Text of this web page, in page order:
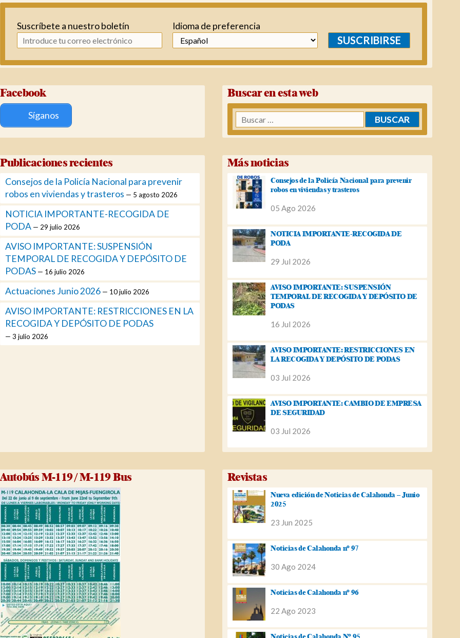
Suscríbete a nuestro boletín Idioma de preferencia
SUSCRIBIRSE
Facebook
Síganos
Buscar en esta web
Buscar:
Publicaciones recientes
Consejos de la Policía Nacional para prevenir
robos en viviendas y trasteros
5 agosto 2026
NOTICIA IMPORTANTE-RECOGIDA DE
PODA
29 julio 2026
AVISO IMPORTANTE: SUSPENSIÓN
TEMPORAL DE RECOGIDA Y DEPÓSITO DE
PODAS
16 julio 2026
Actuaciones Junio 2026 10 julio 2026
AVISO IMPORTANTE: RESTRICCIONES EN LA
RECOGIDA Y DEPÓSITO DE PODAS
3 julio 2026
Más noticias
Consejos de la Policía Nacional para prevenir
robos en viviendas y trasteros
05 Ago 2026
NOTICIA IMPORTANTE-RECOGIDA DE
PODA
29 Jul 2026
AVISO IMPORTANTE: SUSPENSIÓN
TEMPORAL DE RECOGIDA Y DEPÓSITO DE
PODAS
16 Jul 2026
AVISO IMPORTANTE: RESTRICCIONES EN
LA RECOGIDA Y DEPÓSITO DE PODAS
03 Jul 2026
AVISO IMPORTANTE: CAMBIO DE EMPRESA
DE SEGURIDAD
03 Jul 2026
Autobús M-119 / M-119 Bus Revistas
Nueva edición de Noticias de Calahonda – Junio
2025
23 Jun 2025
Noticias de Calahonda nº 97
30 Ago 2024
Noticias de Calahonda nº 96
22 Ago 2023